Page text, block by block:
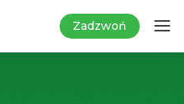
Zadzwoń